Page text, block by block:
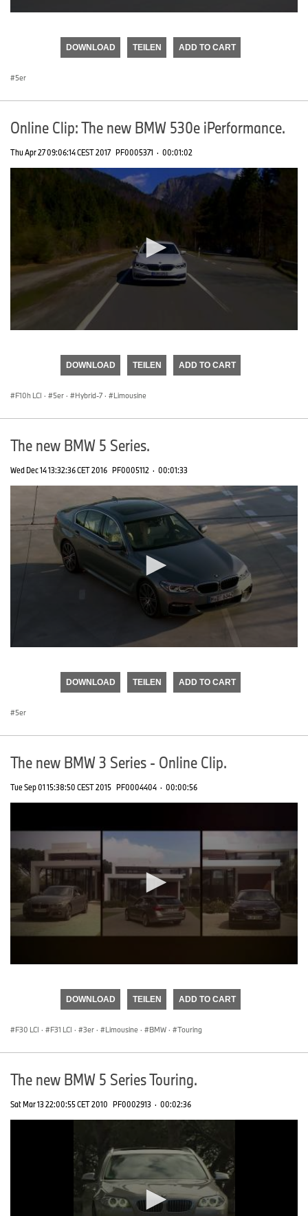
DOWNLOAD TEILEN ADD TO CART
5er
Online Clip: The new BMW 530e iPerformance.
Thu Apr 27 09:06:14 CEST 2017 PF0005371 · 00:01:02
DOWNLOAD TEILEN ADD TO CART
F10h LCI · 5er · Hybrid-7 · Limousine
The new BMW 5 Series.
Wed Dec 14 13:32:36 CET 2016 PF0005112 · 00:01:33
DOWNLOAD TEILEN ADD TO CART
5er
The new BMW 3 Series - Online Clip.
Tue Sep 01 15:38:50 CEST 2015 PF0004404 · 00:00:56
DOWNLOAD TEILEN ADD TO CART
F30 LCI · F31 LCI · 3er · Limousine · BMW · Touring
The new BMW 5 Series Touring.
Sat Mar 13 22:00:55 CET 2010 PF0002913 · 00:02:36